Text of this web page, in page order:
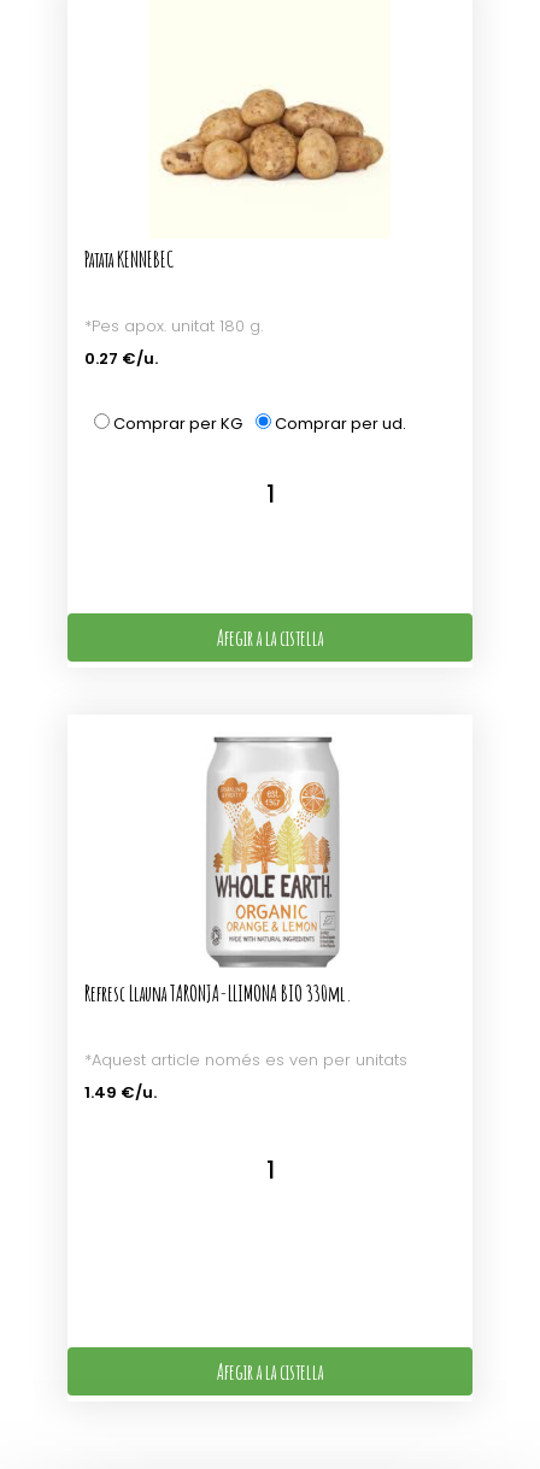
Patata KENNEBEC
*Pes apox. unitat 180 g.
0.27 €/u.
Comprar per KG Comprar per ud.
Afegir a la cistella
Refresc Llauna TARONJA-LLIMONA BIO 330ml.
*Aquest article només es ven per unitats
1.49 €/u.
Afegir a la cistella